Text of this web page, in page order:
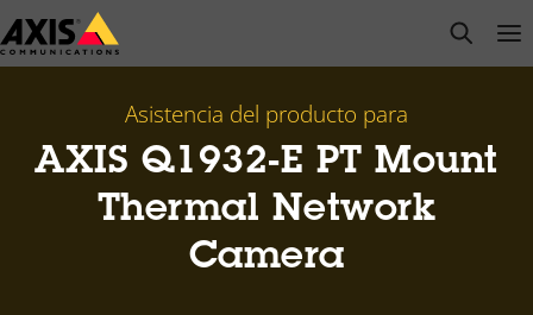
Saltar
al
open
Asistencia del producto para
AXIS Q1932-E PT Mount
Thermal Network
Camera